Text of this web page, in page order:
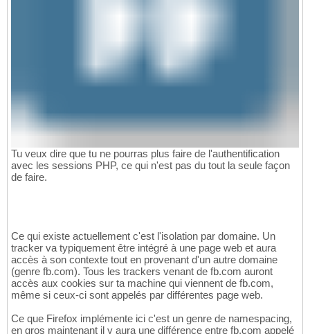
Tu veux dire que tu ne pourras plus faire de l'authentification
avec les sessions PHP, ce qui n'est pas du tout la seule façon
de faire.
Ce qui existe actuellement c'est l'isolation par domaine. Un
tracker va typiquement être intégré à une page web et aura
accès à son contexte tout en provenant d'un autre domaine
(genre fb.com). Tous les trackers venant de fb.com auront
accès aux cookies sur ta machine qui viennent de fb.com,
même si ceux-ci sont appelés par différentes page web.
Ce que Firefox implémente ici c'est un genre de namespacing,
en gros maintenant il y aura une différence entre fb.com appelé